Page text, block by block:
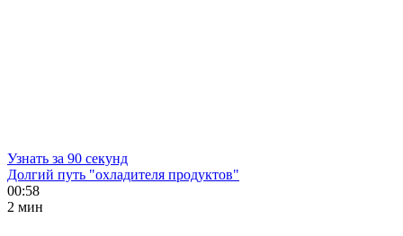
Узнать за 90 секунд
Долгий путь "охладителя продуктов"
00:58
2 мин